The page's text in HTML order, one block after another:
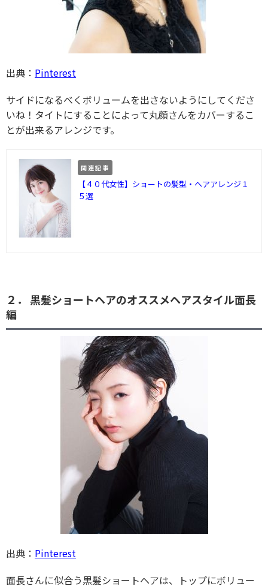
出典： Pinterest
サイドになるべくボリュームを出さないようにしてくださ
いね！タイトにすることによって丸顔さんをカバーするこ
とが出来るアレンジです。
関連記事
【４０代女性】ショートの髪型・ヘアアレンジ１
５選
２． 黒髪ショートヘアのオススメヘアスタイル面長
編
出典： Pinterest
面長さんに似合う黒髪ショートヘアは、トップにボリュー